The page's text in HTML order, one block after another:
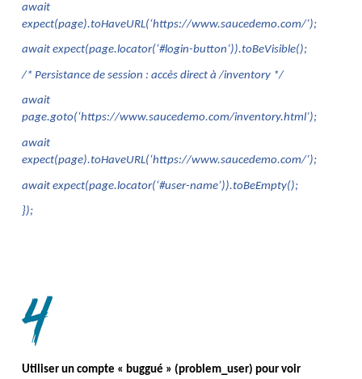
await
expect(page).toHaveURL(‘https://www.saucedemo.com/’);
await expect(page.locator(‘#login-button’)).toBeVisible();
/* Persistance de session : accès direct à /inventory */
await
page.goto(‘https://www.saucedemo.com/inventory.html’);
await
expect(page).toHaveURL(‘https://www.saucedemo.com/’);
await expect(page.locator(‘#user-name’)).toBeEmpty();
});
Utiliser un compte « buggué » (problem_user) pour voir